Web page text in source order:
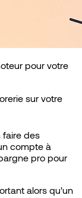
pour votre
sur votre
faire des
compte à
pro pour
alors qu'un